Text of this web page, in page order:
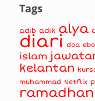
Tags
adib adik alya
diari doa
islam
kelantan
muhammad Netflix
ramadhan